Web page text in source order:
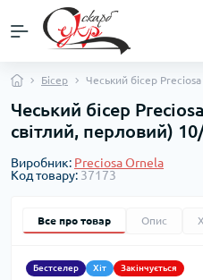
Бісер Чеський бісер
Чеський бісер
світлий, перловий)
Виробник: Preciosa Ornela
Код товару: 37173
Все про товар Опис
Бестселер Хіт Закінчується